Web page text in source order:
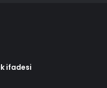
ifadesi